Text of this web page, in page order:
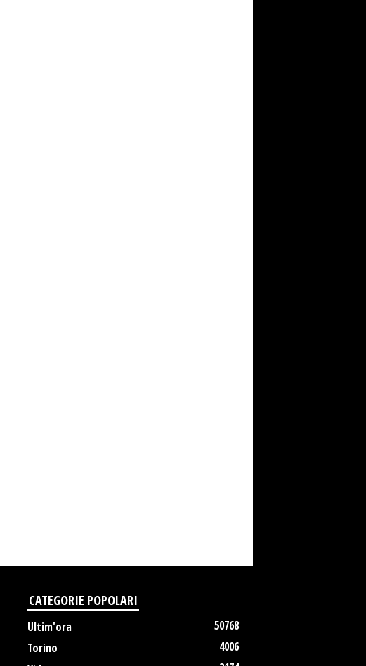
CATEGORIE POPOLARI
Ultim'ora
50768
Torino
4006